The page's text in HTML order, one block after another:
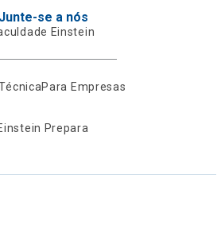
Junte-se a nós
Einstein
Para Empresas
Prepara